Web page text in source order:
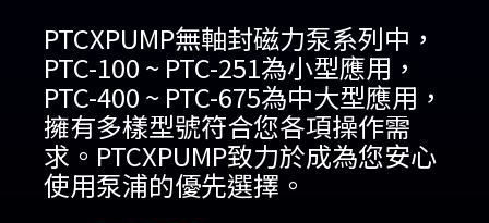
PTCXPUMP無軸封磁力泵系列中，
PTC-100 ~ PTC-251為小型應用，
PTC-400 ~ PTC-675為中大型應用，
擁有多樣型號符合您各項操作需
求。PTCXPUMP致力於成為您安心
使用泵浦的優先選擇。